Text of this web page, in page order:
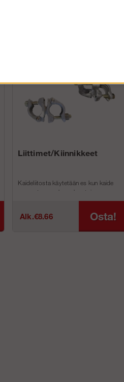
Liittimet/Kiinnikkeet
Kaideliitosta käytetään es kun kaide
asennetaan runkoon kun toinen
Alk.€8.66 Osta!